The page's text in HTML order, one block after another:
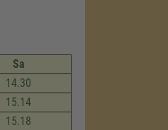
Sa
14.30
15.14
15.18